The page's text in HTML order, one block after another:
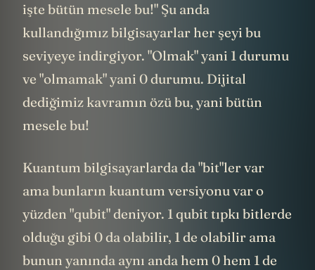
işte bütün mesele bu!" Şu anda
kullandığımız bilgisayarlar her şeyi bu
seviyeye indirgiyor. "Olmak" yani 1 durumu
ve "olmamak" yani 0 durumu. Dijital
dediğimiz kavramın özü bu, yani bütün
mesele bu!
Kuantum bilgisayarlarda da "bit"ler var
ama bunların kuantum versiyonu var o
yüzden "qubit" deniyor. 1 qubit tıpkı bitlerde
olduğu gibi 0 da olabilir, 1 de olabilir ama
bunun yanında aynı anda hem 0 hem 1 de